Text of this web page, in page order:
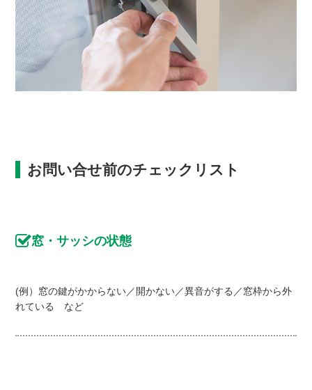
お問い合せ前のチェックリスト
窓・サッシの状態
(例）窓の鍵がかからない／開かない／異音がする／窓枠から外
れている など